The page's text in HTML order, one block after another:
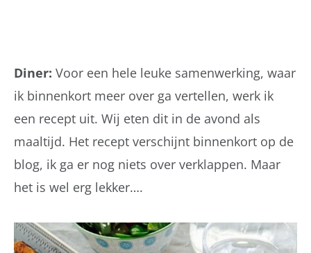
Diner: Voor een hele leuke samenwerking, waar
ik binnenkort meer over ga vertellen, werk ik
een recept uit. Wij eten dit in de avond als
maaltijd. Het recept verschijnt binnenkort op de
blog, ik ga er nog niets over verklappen. Maar
het is wel erg lekker….